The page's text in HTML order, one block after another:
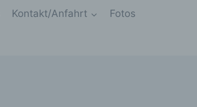
Kontakt/Anfahrt Fotos